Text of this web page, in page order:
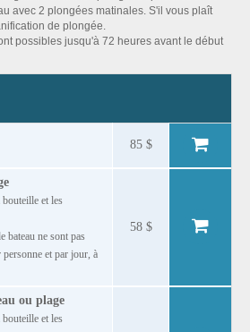
avec 2 plongées matinales. S'il vous plaît
de plongée.
possibles jusqu'à 72 heures avant le début
85 $
et les
bateau ne sont pas
personne et par jour, à
58 $
ou plage
et les